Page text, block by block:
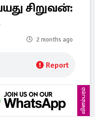
சிறுவன்:
2 months ago
Report
விளம்பரம்